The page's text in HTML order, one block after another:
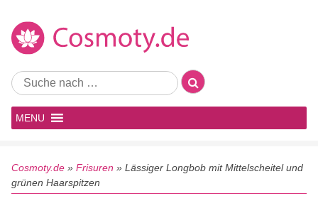
MENU
Cosmoty.de » Frisuren » Lässiger Longbob mit Mittelscheitel und
grünen Haarspitzen